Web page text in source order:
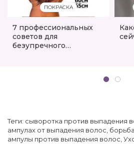
ПОКРАСКА
7 профессиональных
советов для
безупречного
Теги: сыворотка против выпадения
ампулах от выпадения волос
ампулы против выпадения волос